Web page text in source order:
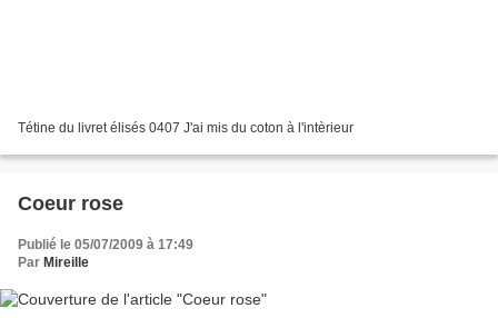
Tétine du livret élisés 0407 J'ai mis du coton à l'intèrieur
Coeur rose
Publié le 05/07/2009 à 17:49
Par Mireille